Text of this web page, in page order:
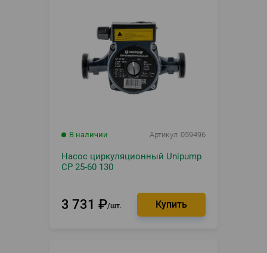
В наличии Артикул 059496
Насос циркуляционный Unipump
CP 25-60 130
3 731 ₽ шт.